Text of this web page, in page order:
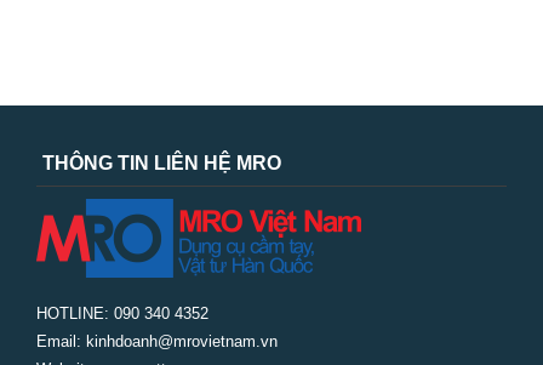
THÔNG TIN LIÊN HỆ MRO
HOTLINE: 090 340 4352
Email: kinhdoanh@mrovietnam.vn